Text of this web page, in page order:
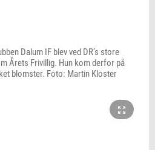
Dalum IF blev ved DR’s store
Årets Frivillig. Hun kom derfor på
blomster. Foto: Martin Kloster